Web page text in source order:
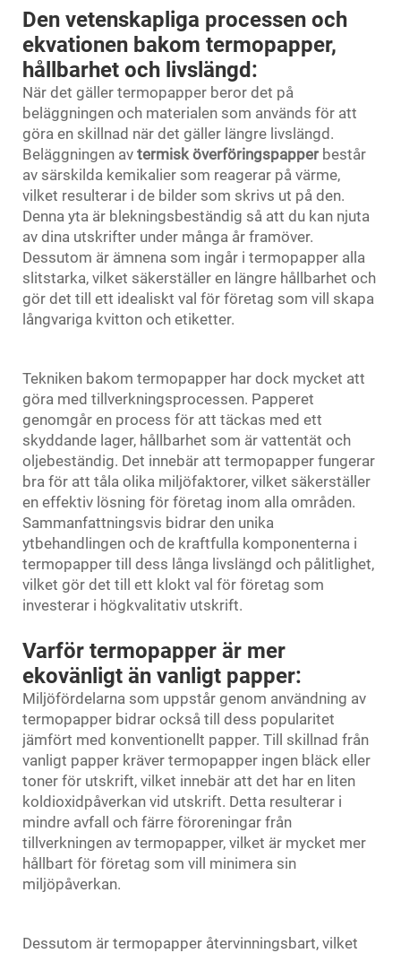
Den vetenskapliga processen och
ekvationen bakom termopapper,
hållbarhet och livslängd:
När det gäller termopapper beror det på
beläggningen och materialen som används för att
göra en skillnad när det gäller längre livslängd.
Beläggningen av termisk överföringspapper består
av särskilda kemikalier som reagerar på värme,
vilket resulterar i de bilder som skrivs ut på den.
Denna yta är blekningsbeständig så att du kan njuta
av dina utskrifter under många år framöver.
Dessutom är ämnena som ingår i termopapper alla
slitstarka, vilket säkerställer en längre hållbarhet och
gör det till ett idealiskt val för företag som vill skapa
långvariga kvitton och etiketter.
Tekniken bakom termopapper har dock mycket att
göra med tillverkningsprocessen. Papperet
genomgår en process för att täckas med ett
skyddande lager, hållbarhet som är vattentät och
oljebeständig. Det innebär att termopapper fungerar
bra för att tåla olika miljöfaktorer, vilket säkerställer
en effektiv lösning för företag inom alla områden.
Sammanfattningsvis bidrar den unika
ytbehandlingen och de kraftfulla komponenterna i
termopapper till dess långa livslängd och pålitlighet,
vilket gör det till ett klokt val för företag som
investerar i högkvalitativ utskrift.
Varför termopapper är mer
ekovänligt än vanligt papper:
Miljöfördelarna som uppstår genom användning av
termopapper bidrar också till dess popularitet
jämfört med konventionellt papper. Till skillnad från
vanligt papper kräver termopapper ingen bläck eller
toner för utskrift, vilket innebär att det har en liten
koldioxidpåverkan vid utskrift. Detta resulterar i
mindre avfall och färre föroreningar från
tillverkningen av termopapper, vilket är mycket mer
hållbart för företag som vill minimera sin
miljöpåverkan.
Dessutom är termopapper återvinningsbart, vilket